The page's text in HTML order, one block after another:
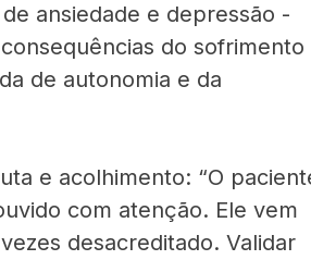
ansiedade e depressão -
do sofrimento
de autonomia e da
e acolhimento: “O
com atenção. Ele vem
desacreditado. Validar